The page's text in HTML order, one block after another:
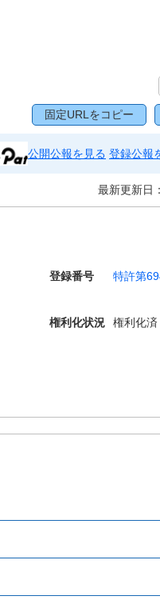
固定URLをコピー
公開公報を見る 登録公報
最新更新日：
登録番号
特許第
権利化状況
権利化済